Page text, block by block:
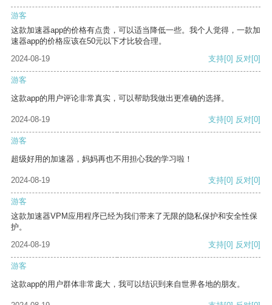
游客
这款加速器app的价格有点贵，可以适当降低一些。我个人觉得，一款加
速器app的价格应该在50元以下才比较合理。
2024-08-19
支持[0] 反对[0]
游客
这款app的用户评论非常真实，可以帮助我做出更准确的选择。
2024-08-19 支持[0] 反对[0]
游客
超级好用的加速器，妈妈再也不用担心我的学习啦！
2024-08-19 支持[0] 反对[0]
游客
这款加速器VPM应用程序已经为我们带来了无限的隐私保护和安全性保
护。
2024-08-19
支持[0] 反对[0]
游客
这款app的用户群体非常庞大，我可以结识到来自世界各地的朋友。